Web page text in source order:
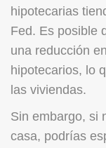
hipotecarias
Fed. Es posible
una reducción
hipotecarios, lo
las viviendas.
Sin embargo, si
casa, podrías